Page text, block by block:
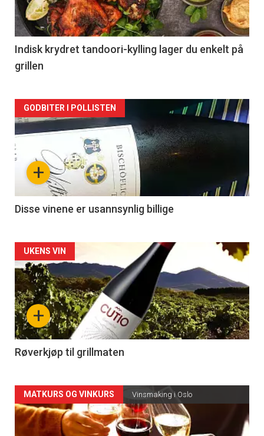
-
2
Indisk krydret tandoori-kylling lager du enkelt på
grillen
Forsiden
akkurat
nå
3
+
GODBITER I POLLISTEN
Disse vinene er usannsynlig billige
Forsiden
akkurat
nå
-
4
+
UKENS VIN
Røverkjøp til grillmaten
Forsiden
akkurat
MATKURS OG VINKURS Vinsmaking i Oslo